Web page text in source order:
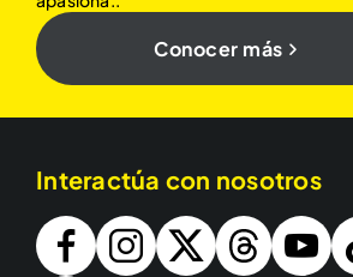
Conocer más
Interactúa con nosotros